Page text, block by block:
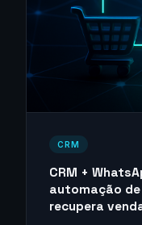
CRM
CRM +
automação
recupera